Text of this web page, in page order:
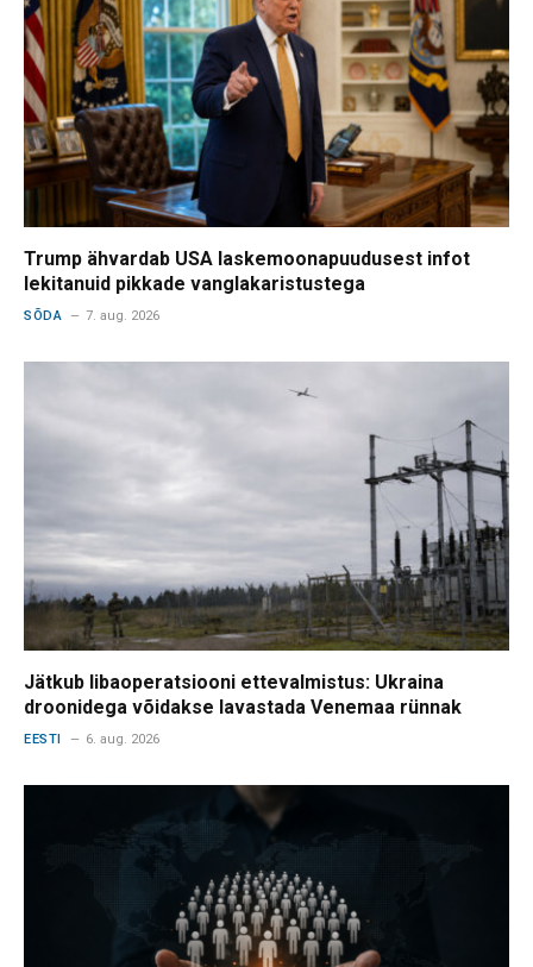
Trump ähvardab USA laskemoonapuudusest infot
lekitanuid pikkade vanglakaristustega
SÕDA 7. aug. 2026
Jätkub libaoperatsiooni ettevalmistus: Ukraina
droonidega võidakse lavastada Venemaa rünnak
EESTI 6. aug. 2026